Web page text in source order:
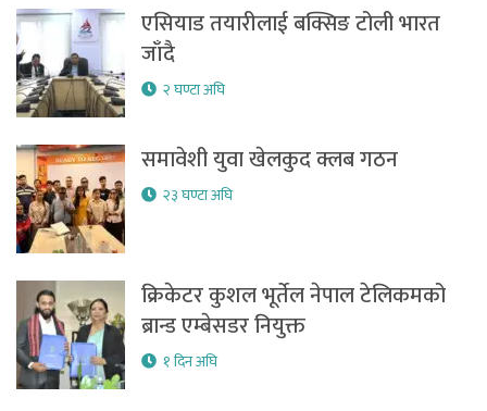
एसियाड तयारीलाई बक्सिङ टोली भारत
जाँदै
२ घण्टा अघि
समावेशी युवा खेलकुद क्लब गठन
२३ घण्टा अघि
क्रिकेटर कुशल भूर्तेल नेपाल टेलिकमको
ब्रान्ड एम्बेसडर नियुक्त
१ दिन अघि